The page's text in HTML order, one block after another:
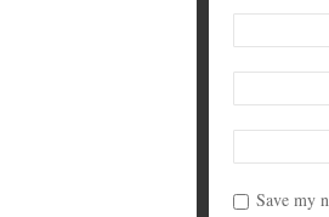
Save my